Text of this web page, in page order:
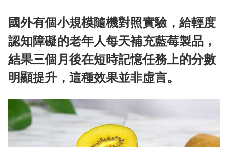
國外有個小規模隨機對照實驗，給輕度
認知障礙的老年人每天補充藍莓製品，
結果三個月後在短時記憶任務上的分數
明顯提升，這種效果並非虛言。